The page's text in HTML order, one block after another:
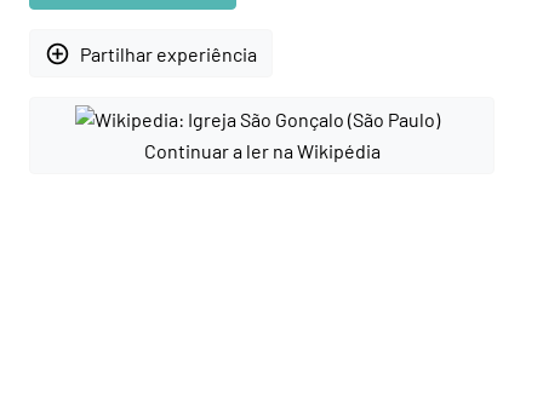
add_circle_outline Partilhar experiência
Continuar a ler na Wikipédia